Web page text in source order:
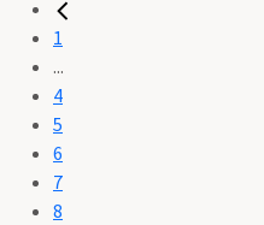
1
...
4
5
6
7
8